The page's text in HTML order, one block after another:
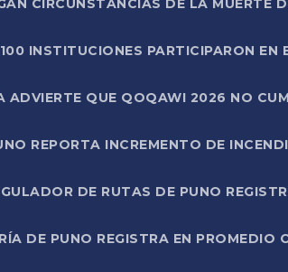
CIRCUNSTANCIAS DE LA MUERTE
INSTITUCIONES PARTICIPARON
ADVIERTE QUE QOQAWI 2026 NO
REPORTA INCREMENTO DE
DE RUTAS DE PUNO
DE PUNO REGISTRA EN